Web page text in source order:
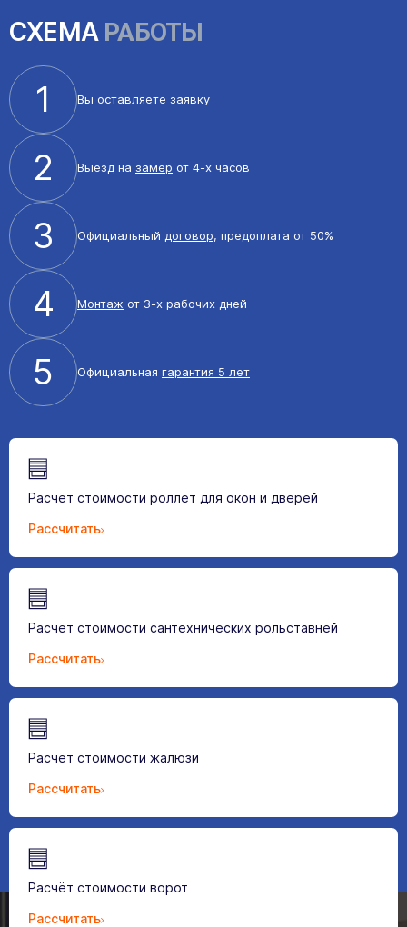
СХЕМАРАБОТЫ
1 Вы оставляете заявку
2 Выезд на замер от 4-х часов
3 Официальный договор, предоплата от 50%
4 Монтаж от 3-х рабочих дней
5 Официальная гарантия 5 лет
Расчёт стоимости роллет для окон и дверей
Рассчитать
Расчёт стоимости сантехнических рольставней
Рассчитать
Расчёт стоимости жалюзи
Рассчитать
Расчёт стоимости ворот
Рассчитать